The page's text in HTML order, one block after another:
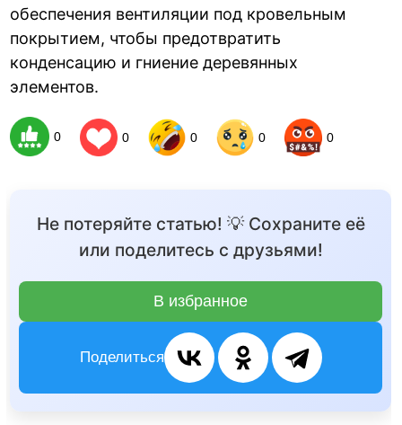
обеспечения вентиляции под кровельным
покрытием, чтобы предотвратить
конденсацию и гниение деревянных
элементов.
0 0 0 0 0
Не потеряйте статью! 💡 Сохраните её
или поделитесь с друзьями!
В избранное
Поделиться